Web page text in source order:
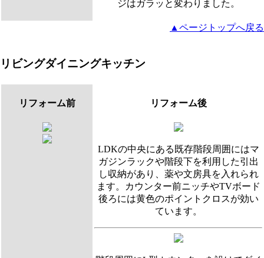
ジはガラッと変わりました。
▲ページトップへ戻る
リビングダイニングキッチン
リフォーム前 リフォーム後
LDKの中央にある既存階段周囲にはマ
ガジンラックや階段下を利用した引出
し収納があり、薬や文房具を入れられ
ます。カウンター前ニッチやTVボード
後ろには黄色のポイントクロスが効い
ています。